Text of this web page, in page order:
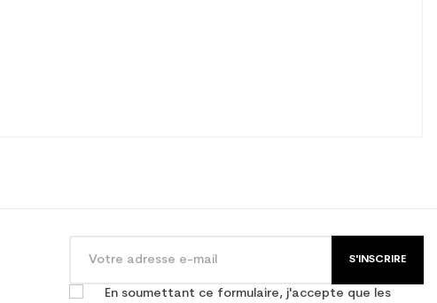
S'INSCRIRE
En soumettant ce formulaire, j'accepte que les